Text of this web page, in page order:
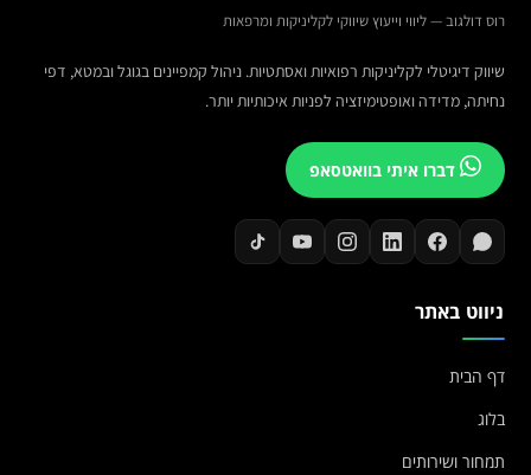
רוס דולגוב — ליווי וייעוץ שיווקי לקליניקות ומרפאות
שיווק דיגיטלי לקליניקות רפואיות ואסתטיות. ניהול קמפיינים בגוגל ובמטא, דפי
נחיתה, מדידה ואופטימיזציה לפניות איכותיות יותר.
דברו איתי בוואטסאפ
ניווט באתר
דף הבית
בלוג
תמחור ושירותים